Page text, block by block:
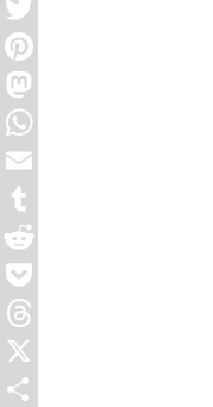
Facebook
Twitter
Pinterest
Mastodon
WhatsApp
Email
Tumblr
Reddit
Pocket
Threads
X